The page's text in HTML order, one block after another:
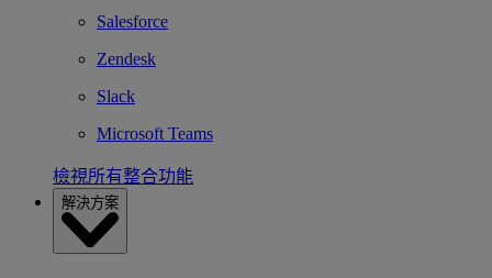
Salesforce
Zendesk
Slack
Microsoft Teams
檢視所有整合功能
解決方案